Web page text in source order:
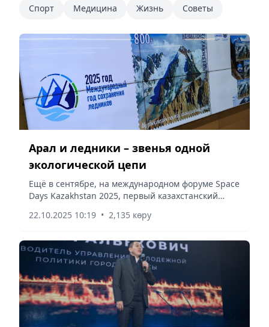
Спорт
Медицина Жизнь Советы
Арал и ледники – звенья одной
экологической цепи
Ещё в сентябре, на международном форуме Space
Days Kazakhstan 2025, первый казахстанский
проблемы экологии Земли стали для него
22.10.2025 10:19 • 2,135 көру